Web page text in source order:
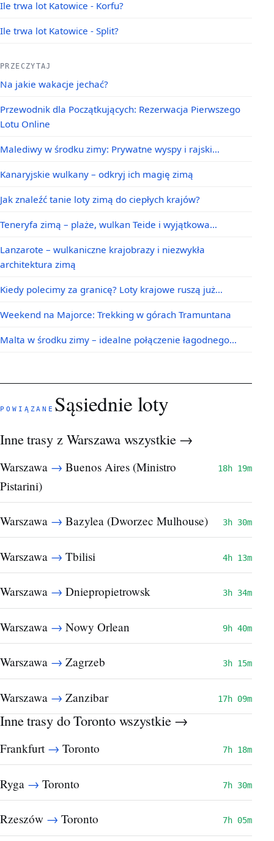
Ile trwa lot Katowice - Korfu?
Ile trwa lot Katowice - Split?
PRZECZYTAJ
Na jakie wakacje jechać?
Przewodnik dla Początkujących: Rezerwacja Pierwszego
Lotu Online
Malediwy w środku zimy: Prywatne wyspy i rajski…
Kanaryjskie wulkany – odkryj ich magię zimą
Jak znaleźć tanie loty zimą do ciepłych krajów?
Teneryfa zimą – plaże, wulkan Teide i wyjątkowa…
Lanzarote – wulkaniczne krajobrazy i niezwykła
architektura zimą
Kiedy polecimy za granicę? Loty krajowe ruszą już…
Weekend na Majorce: Trekking w górach Tramuntana
Malta w środku zimy – idealne połączenie łagodnego…
POWIĄZANE Sąsiednie loty
Inne trasy z Warszawa wszystkie →
Warszawa → Buenos Aires (Ministro
Pistarini)
18h 19m
Warszawa → Bazylea (Dworzec Mulhouse) 3h 30m
Warszawa → Tbilisi 4h 13m
Warszawa → Dniepropietrowsk 3h 34m
Warszawa → Nowy Orlean 9h 40m
Warszawa → Zagrzeb 3h 15m
Warszawa → Zanzibar 17h 09m
Inne trasy do Torontowszystkie →
Frankfurt → Toronto 7h 18m
Ryga → Toronto 7h 30m
Rzeszów → Toronto 7h 05m